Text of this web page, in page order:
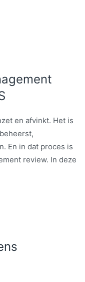
en afvinkt. Het is
En in dat proces is
review. In deze